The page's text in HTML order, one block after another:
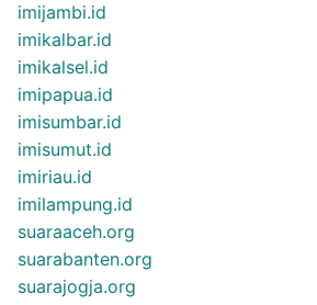
imijambi.id
imikalbar.id
imikalsel.id
imipapua.id
imisumbar.id
imisumut.id
imiriau.id
imilampung.id
suaraaceh.org
suarabanten.org
suarajogja.org